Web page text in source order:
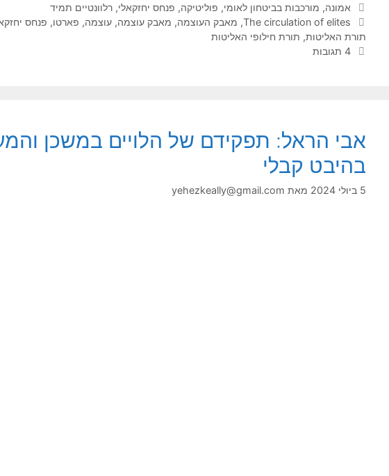
קטגוריות
אמונה, מורכבות בביטחון לאומי, פוליטיקה, פנחס יחזקאלי, רלוונטיים תמיד
תגיות
The circulation of elites
, מאבק העוצמה, מאבק עוצמה, עוצמה, פארטו, פנחס
תורת האליטות, תורת חילופי האליטות
4 תגובות
אבי הראל: תפקידם של הלויים במשכן
בהיבט קבלי
5 ביולי 2024 מאת yehezkeally@gmail.com